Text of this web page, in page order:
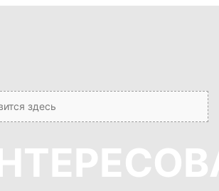
здесь